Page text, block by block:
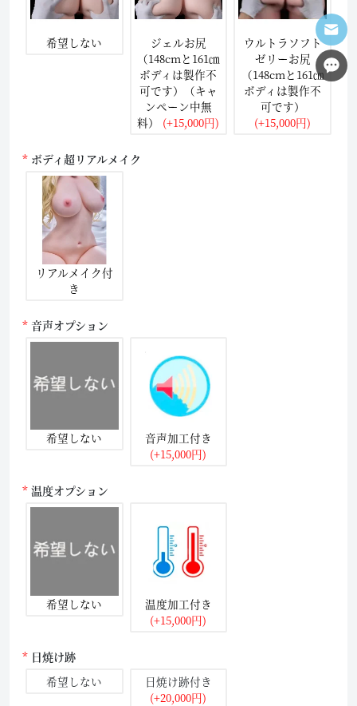
希望しない
ジェルお尻
（148cmと161㎝
ボディは製作不
可です）（キャ
ンペーン中無
料）
(+15,000円)
ウルトラソフト
ゼリーお尻
（148cmと161㎝
ボディは製作不
可です）
(+15,000円)
ボディ超リアルメイク
リアルメイク付
き
音声オプション
希望しない
音声加工付き
(+15,000円)
温度オプション
希望しない
温度加工付き
(+15,000円)
日焼け跡
希望しない
日焼け跡付き
(+20,000円)